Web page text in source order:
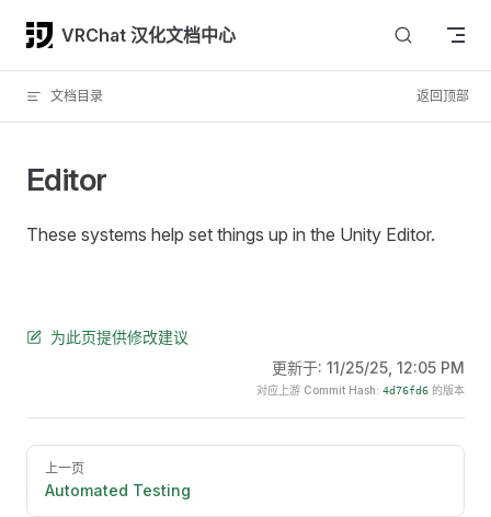
Skip to content
VRChat 汉化文档中心
文档目录 返回顶部
Editor
These systems help set things up in the Unity Editor.
为此页提供修改建议
更新于: 11/25/25, 12:05 PM
对应上游 Commit Hash: 4d76fd6 的版本
Pager
上一页
Automated Testing